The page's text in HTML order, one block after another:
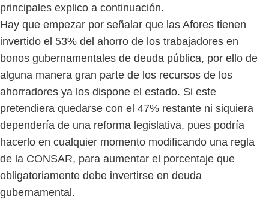
principales explico a continuación.
Hay que empezar por señalar que las Afores tienen
invertido el 53% del ahorro de los trabajadores en
bonos gubernamentales de deuda pública, por ello de
alguna manera gran parte de los recursos de los
ahorradores ya los dispone el estado. Si este
pretendiera quedarse con el 47% restante ni siquiera
dependería de una reforma legislativa, pues podría
hacerlo en cualquier momento modificando una regla
de la CONSAR, para aumentar el porcentaje que
obligatoriamente debe invertirse en deuda
gubernamental.